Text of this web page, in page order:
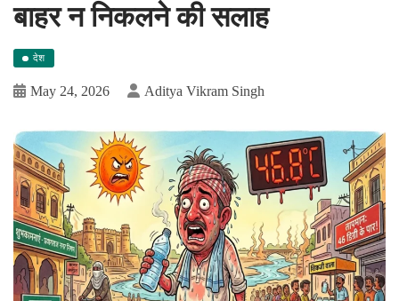
बाहर न निकलने की सलाह
देश
May 24, 2026 Aditya Vikram Singh